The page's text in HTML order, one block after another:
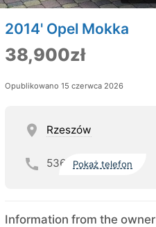
2014' Opel Mokka
38,900zł
Opublikowano 15 czerwca 2026
Rzeszów
536 Pokaż telefon
Information from the owner